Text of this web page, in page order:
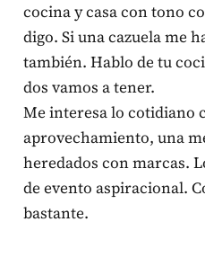
cocina y casa con tono
digo. Si una cazuela me
también. Hablo de tu
dos vamos a tener.
Me interesa lo cotidiano
aprovechamiento, una
heredados con marcas.
de evento aspiracional.
bastante.